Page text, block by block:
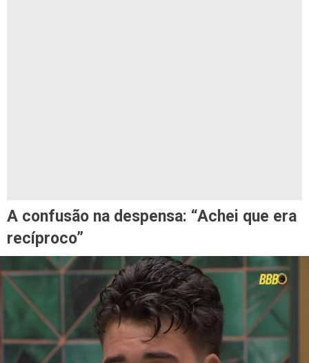
A confusão na despensa: “Achei que era
recíproco”